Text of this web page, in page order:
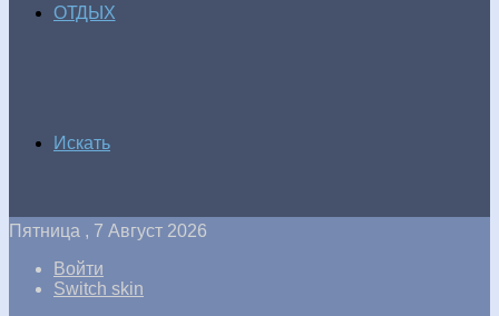
ОТДЫХ
Искать
Пятница , 7 Август 2026
Войти
Switch skin